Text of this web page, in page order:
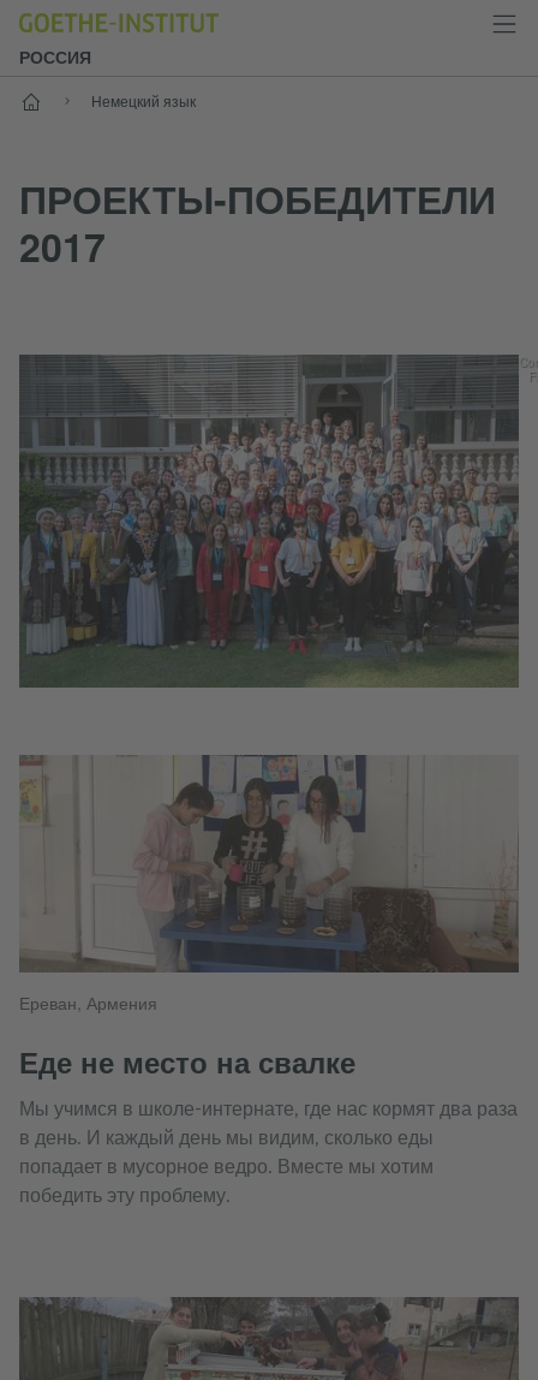
РОССИЯ
Старт
Немецкий язык
ПРОЕКТЫ-ПОБЕДИТЕЛИ
2017
Ереван, Армения
Еде не место на свалке
Мы учимся в школе-интернате, где нас кормят два раза
в день. И каждый день мы видим, сколько еды
попадает в мусорное ведро. Вместе мы хотим
победить эту проблему.